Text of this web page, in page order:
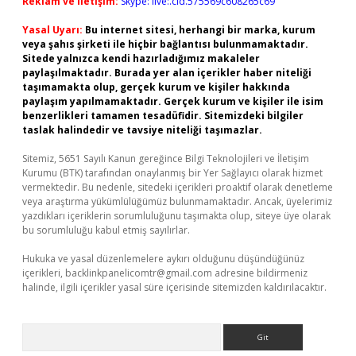
Yasal Uyarı: Bu internet sitesi, herhangi bir marka, kurum
veya şahıs şirketi ile hiçbir bağlantısı bulunmamaktadır.
Sitede yalnızca kendi hazırladığımız makaleler
paylaşılmaktadır. Burada yer alan içerikler haber niteliği
taşımamakta olup, gerçek kurum ve kişiler hakkında
paylaşım yapılmamaktadır. Gerçek kurum ve kişiler ile isim
benzerlikleri tamamen tesadüfidir. Sitemizdeki bilgiler
taslak halindedir ve tavsiye niteliği taşımazlar.
Sitemiz, 5651 Sayılı Kanun gereğince Bilgi Teknolojileri ve İletişim
Kurumu (BTK) tarafından onaylanmış bir Yer Sağlayıcı olarak hizmet
vermektedir. Bu nedenle, sitedeki içerikleri proaktif olarak denetleme
veya araştırma yükümlülüğümüz bulunmamaktadır. Ancak, üyelerimiz
yazdıkları içeriklerin sorumluluğunu taşımakta olup, siteye üye olarak
bu sorumluluğu kabul etmiş sayılırlar.
Hukuka ve yasal düzenlemelere aykırı olduğunu düşündüğünüz
içerikleri, backlinkpanelicomtr@gmail.com adresine bildirmeniz
halinde, ilgili içerikler yasal süre içerisinde sitemizden kaldırılacaktır.